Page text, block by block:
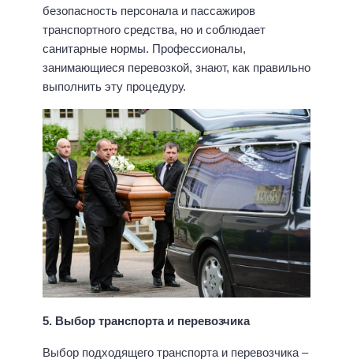
безопасность персонала и пассажиров
транспортного средства, но и соблюдает
санитарные нормы. Профессионалы,
занимающиеся перевозкой, знают, как правильно
выполнить эту процедуру.
5. Выбор транспорта и перевозчика
Выбор подходящего транспорта и перевозчика –